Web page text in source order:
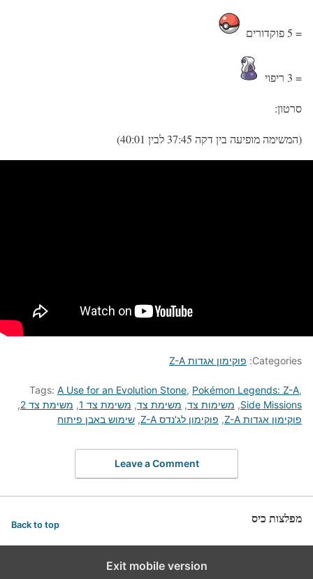
= 5 פוקדורים
= 3 ריפוי
סרטון:
(המשימה מופיעה בין דקה 37:45 לבין 40:01)
Categories: פוקימון אגדות Z-A
Tags: A Use for an Evolution Stone, Pokémon Legends: Z-A,
Side Missions
, משימות צד, משימת צד, משימת צד 1 , משימת צד 2
,
פוקימון אגדות Z-A
, פוקימון לג'נדס Z-A , שימוש באבן פיתוח
Leave a Comment
מפלצות כיס Back to top
Exit mobile version